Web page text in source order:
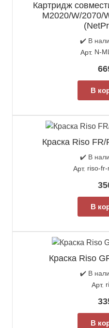
Картридж
M2020/W/2070/
✔️ В
Арт. N-
В
Краска Riso
✔️ В
Арт. riso-
В
Краска Riso
✔️ В
Арт.
В